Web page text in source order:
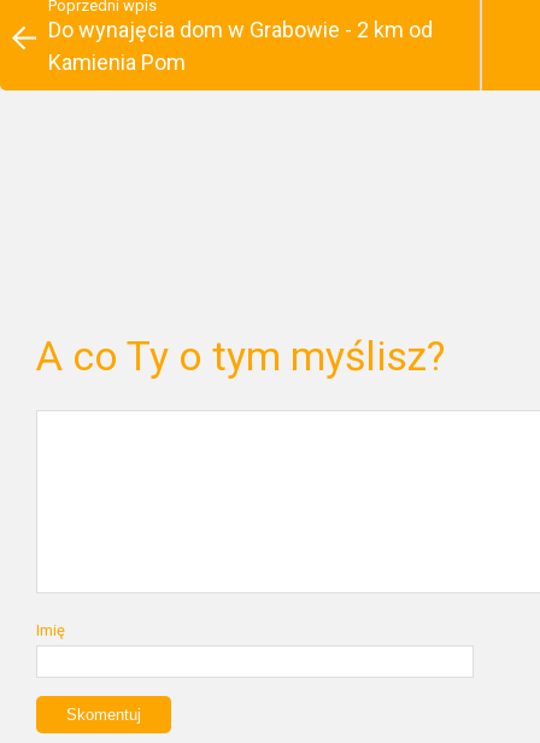
Poprzedni wpis
Do wynajęcia dom w Grabowie - 2 km od
Kamienia Pom
A co Ty o tym myślisz?
Imię